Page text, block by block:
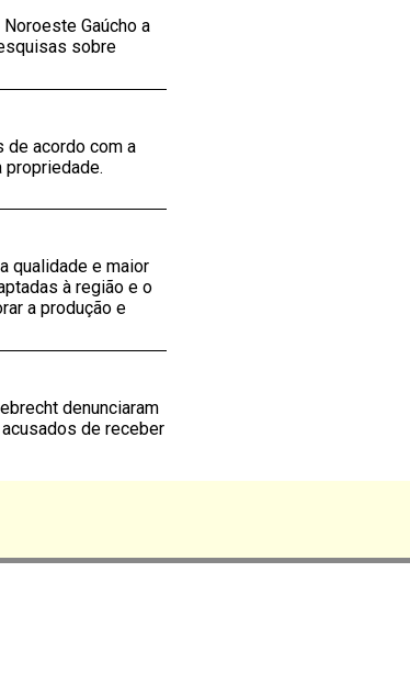
Gaúcho a
sobre
de acordo com a
qualidade e maior
à região e o
a produção e
denunciaram
de receber